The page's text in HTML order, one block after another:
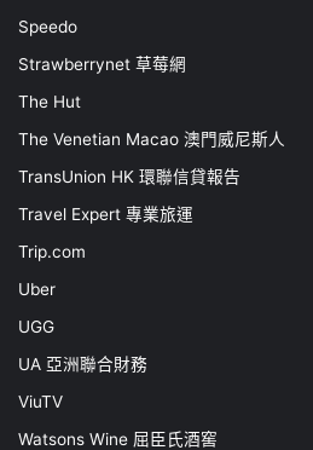
Speedo
Strawberrynet 草莓網
The Hut
The Venetian Macao 澳門威尼斯人
TransUnion HK 環聯信貸報告
Travel Expert 專業旅運
Trip.com
Uber
UGG
UA 亞洲聯合財務
ViuTV
Watsons Wine 屈臣氏酒窖